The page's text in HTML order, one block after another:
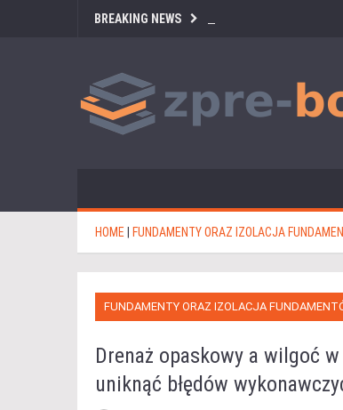
BREAKING NEWS
HOME FUNDAMENTY ORAZ IZOLACJA
FUNDAMENTY ORAZ IZOLACJA
Drenaż opaskowy a wilgoć
uniknąć błędów